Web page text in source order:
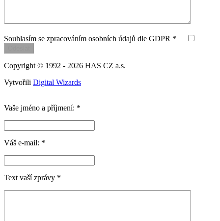
Souhlasím se zpracováním osobních údajů dle GDPR *
Copyright © 1992 - 2026 HAS CZ a.s.
Vytvořili Digital Wizards
Vaše jméno a příjmení: *
Váš e-mail: *
Text vaší zprávy *